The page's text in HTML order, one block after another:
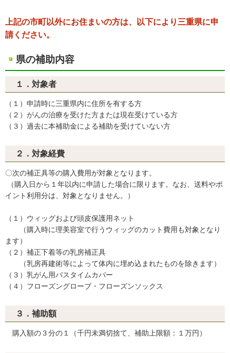
上記の市町以外にお住まいの方は、以下により三重県に申
請ください。
県の補助内容
１．対象者
（１）申請時に三重県内に住所を有する方
（２）がんの治療を受けた方または現在受けている方
（３）過去に本補助金による補助を受けていない方
２．対象経費
〇次の補正具等の購入費用が対象となります。
（購入日から１年以内に申請した場合に限ります。なお、送料やポ
イント利用分は、対象となりません。）
（１）ウィッグおよび頭皮保護用ネット
（購入時に理美容室で行うウィッグのカット費用も対象となり
ます）
（２）補正下着等の乳房補正具
（乳房再建術等によって体内に埋め込まれたものを除きます）
（３）乳がん用バスタイムカバー
（４）フローズングローブ・フローズンソックス
３．補助額
購入額の３分の１（千円未満切捨て、補助上限額：１万円）